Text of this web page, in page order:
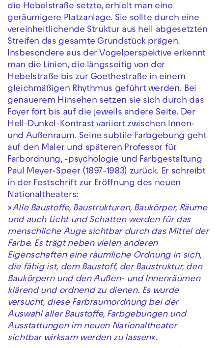
die Hebelstraße setzte, erhielt man eine
geräumigere Platzanlage. Sie sollte durch eine
vereinheitlichende Struktur aus hell abgesetzten
Streifen das gesamte Grundstück prägen.
Insbesondere aus der Vogelperspektive erkennt
man die Linien, die längsseitig von der
Hebelstraße bis zur Goethestraße in einem
gleichmäßigen Rhythmus geführt werden. Bei
genauerem Hinsehen setzen sie sich durch das
Foyer fort bis auf die jeweils andere Seite. Der
Hell-Dunkel-Kontrast variiert zwischen Innen-
und Außenraum. Seine subtile Farbgebung geht
auf den Maler und späteren Professor für
Farbordnung, -psychologie und Farbgestaltung
Paul Meyer-Speer (1897-1983) zurück. Er schreibt
in der Festschrift zur Eröffnung des neuen
Nationaltheaters:
»Alle Baustoffe, Baustrukturen, Baukörper, Räume
und auch Licht und Schatten werden für das
menschliche Auge sichtbar durch das Mittel der
Farbe. Es trägt neben vielen anderen
Eigenschaften eine räumliche Ordnung in sich,
die fähig ist, dem Baustoff, der Baustruktur, den
Baukörpern und den Außen- und Innenräumen
klärend und ordnend zu dienen. Es wurde
versucht, diese Farbraumordnung bei der
Auswahl aller Baustoffe, Farbgebungen und
Ausstattungen im neuen Nationaltheater
sichtbar wirksam werden zu lassen«.